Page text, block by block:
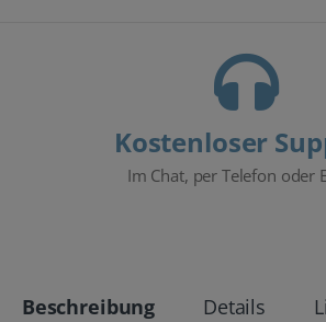
Kostenloser
Im Chat, per Telefon oder
Beschreibung Details